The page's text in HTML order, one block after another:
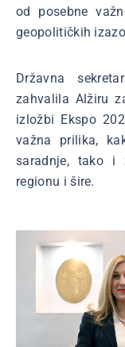
od posebne
geopolitičkih
Državna
zahvalila Alžiru
izložbi Ekspo
važna prilika,
saradnje, tako i
regionu i šire.